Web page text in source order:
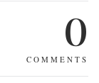
0
COMMENTS